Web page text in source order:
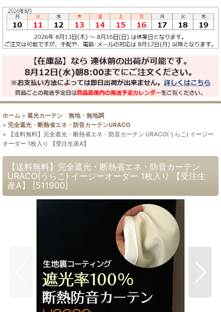
ホーム > 遮光カーテン 無地・無地調
> 完全遮光・断熱省エネ・防音カーテンURACO
>
【送料無料】完全遮光・断熱省エネ・防音カーテン URACO(うらこ) イージー
オーダー 1枚入り 【受注生産A】
【送料無料】完全遮光・断熱省エネ・防音カーテン
URACO(うらこ) イージーオーダー 1枚入り 【受注生
産A】
[511900]